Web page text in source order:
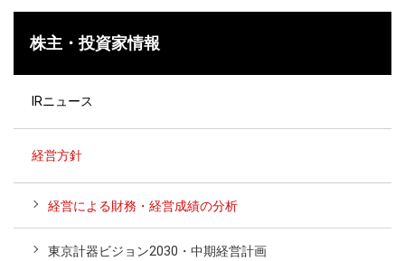
株主・投資家情報
IRニュース
経営方針
経営による財務・経営成績の分析
東京計器ビジョン2030・中期経営計画